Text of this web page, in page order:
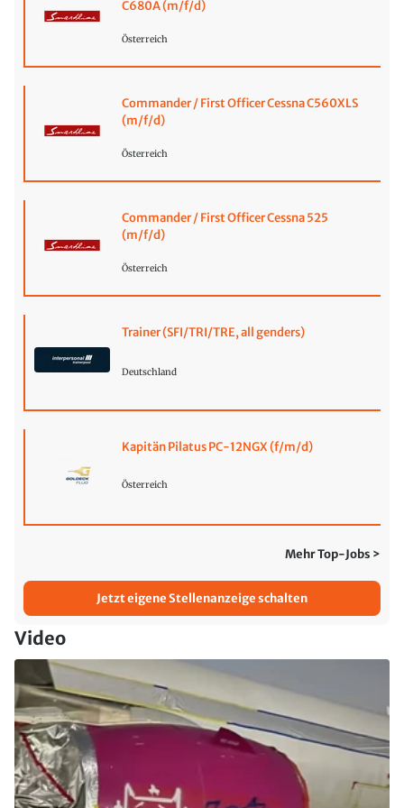
C680A (m/f/d)
Österreich
Commander / First Officer Cessna C560XLS
(m/f/d)
Österreich
Commander / First Officer Cessna 525
(m/f/d)
Österreich
Trainer (SFI/TRI/TRE, all genders)
Deutschland
Kapitän Pilatus PC-12NGX (f/m/d)
Österreich
Mehr Top-Jobs >
Jetzt eigene Stellenanzeige schalten
Video